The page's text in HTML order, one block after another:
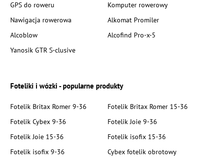
GPS do roweru
Komputer rowerowy
Nawigacja rowerowa
Alkomat Promiler
Alcoblow
Alcofind Pro-x-5
Yanosik GTR S-clusive
Foteliki i wózki - popularne produkty
Fotelik Britax Romer 9-36
Fotelik Britax Romer 15-36
Fotelik Cybex 9-36
Fotelik Joie 9-36
Fotelik Joie 15-36
Fotelik isofix 15-36
Fotelik isofix 9-36
Cybex fotelik obrotowy